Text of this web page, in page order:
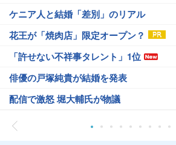
ケニア人と結婚「差別」のリアル
花王が「焼肉店」限定オープン？
「許せない不祥事タレント」1位
俳優の戸塚純貴が結婚を発表
配信で激怒 堀大輔氏が物議